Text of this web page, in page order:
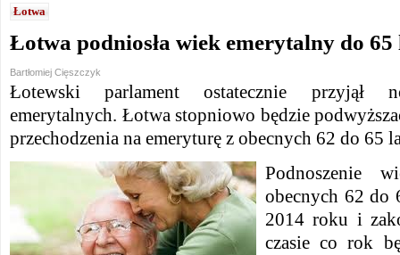
Łotwa
Łotwa podniosła wiek emerytalny do 65
Bartłomiej Cięszczyk
Łotewski parlament ostatecznie przyjął
emerytalnych. Łotwa stopniowo będzie
przechodzenia na emeryturę z obecnych 62 do 65
Podnoszenie
obecnych 62 do
2014 roku i
czasie co rok